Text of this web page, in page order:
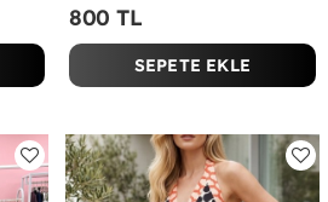
800 TL
SEPETE EKLE